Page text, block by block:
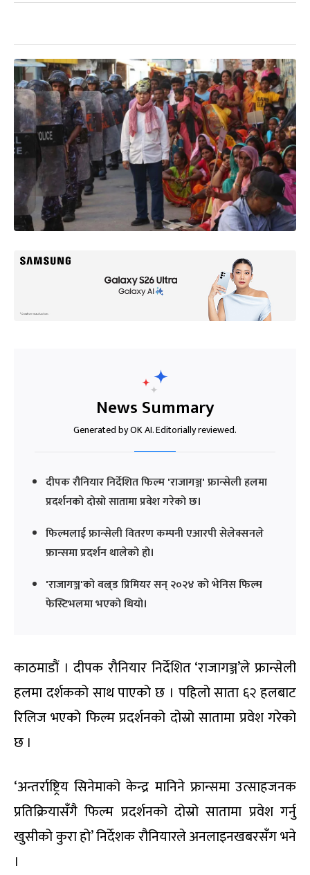
News Summary
Generated by OK AI. Editorially reviewed.
दीपक रौनियार निर्देशित फिल्म 'राजागञ्ज' फ्रान्सेली हलमा
प्रदर्शनको दोस्रो सातामा प्रवेश गरेको छ।
फिल्मलाई फ्रान्सेली वितरण कम्पनी एआरपी सेलेक्सनले
फ्रान्समा प्रदर्शन थालेको हो।
'राजागञ्ज'को वल्र्ड प्रिमियर सन् २०२४ को भेनिस फिल्म
फेस्टिभलमा भएको थियो।
काठमाडौं । दीपक रौनियार निर्देशित ‘राजागञ्ज’ले फ्रान्सेली
हलमा दर्शकको साथ पाएको छ । पहिलो साता ६२ हलबाट
रिलिज भएको फिल्म प्रदर्शनको दोस्रो सातामा प्रवेश गरेको
छ ।
‘अन्तर्राष्ट्रिय सिनेमाको केन्द्र मानिने फ्रान्समा उत्साहजनक
प्रतिक्रियासँगै फिल्म प्रदर्शनको दोस्रो सातामा प्रवेश गर्नु
खुसीको कुरा हो’ निर्देशक रौनियारले अनलाइनखबरसँग भने
।